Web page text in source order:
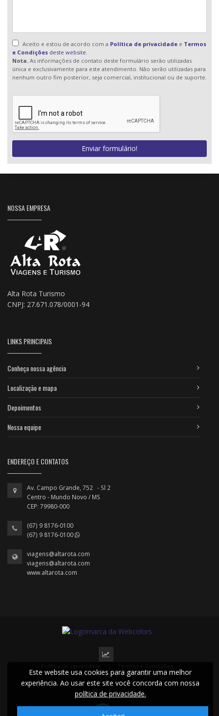
Aceito e estou de acordo com a Política de privacidadee Termos
e Condições deste website.
Nota. As informações de contato deste formulário serão utilizadas
única e exclusivamente para este atendimento. Não serão utilizadas para
nenhum outro fim posterior, seja comercial, institucional ou de suporte.
Enviar formulário!
NOSSA EMPRESA
Alta Rota Turismo
CNPJ: 27.671.078/0001-94
LINKS PRINCIPAIS
Conheça nossa agência
Localização e mapa
Depoimentos
Nossa equipe
ENDEREÇO E CONTATOS
Av. Campo Grande, 752 - Sl 2
Centro - Mundo Novo / MS
CEP: 79980-000
(67) 9 8176-0100
(67) 9 8176-0100
viagens@altarota.com
viagens@altarota.com
www.altarota.com
2024 © Todos os direitos reservados.
Este website usa cookies para garantir uma melhor
experiência. Ao usar este site você concorda com nossa
política de privacidade.